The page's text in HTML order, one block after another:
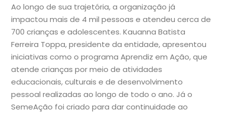
Ao longo de sua trajetória, a organização já
impactou mais de 4 mil pessoas e atendeu cerca de
700 crianças e adolescentes. Kauanna Batista
Ferreira Toppa, presidente da entidade, apresentou
iniciativas como o programa Aprendiz em Ação, que
atende crianças por meio de atividades
educacionais, culturais e de desenvolvimento
pessoal realizadas ao longo de todo o ano. Já o
SemeAção foi criado para dar continuidade ao